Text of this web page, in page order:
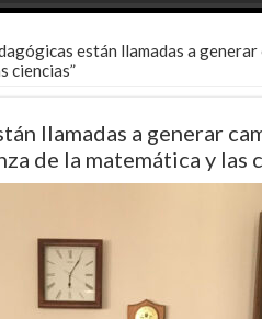
están llamadas a
ciencias”
llamadas a generar
de la matemática y las